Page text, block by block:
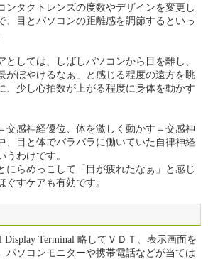
ンタクトレンズの度数やデザインを変更し
、目とパソコンの距離感を調節するといっ
としては、しばしパソコンから目を離し、
がぼやけるなぁ」と感じる程度の遠方を眺
、少し心拍数が上がる程度に身体を動かす
交感神経優位、体を激しく動かす＝交感神
、目と体でバラバラに働いていた自律神経
わけです。
にらめっこして「目が疲れたなぁ」と感じ
すケアも有効です。
Terminal 略してＶＤＴ、表示画面を
パソコンモニターや携帯電話などが当ては